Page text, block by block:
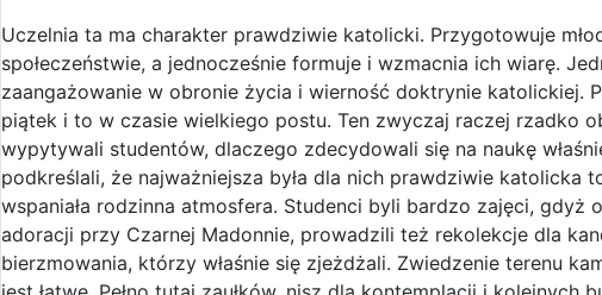
Uczelnia ta ma charakter prawdziwie katolicki. Przygotowuje
społeczeństwie, a jednocześnie formuje i wzmacnia ich wiarę.
zaangażowanie w obronie życia i wierność doktrynie katolickiej.
piątek i to w czasie wielkiego postu. Ten zwyczaj raczej rzadko
wypytywali studentów, dlaczego zdecydowali się na naukę
podkreślali, że najważniejsza była dla nich prawdziwie katolicka
wspaniała rodzinna atmosfera. Studenci byli bardzo zajęci, gdyż
adoracji przy Czarnej Madonnie, prowadzili też rekolekcje dla
bierzmowania, którzy właśnie się zjeżdżali. Zwiedzenie terenu